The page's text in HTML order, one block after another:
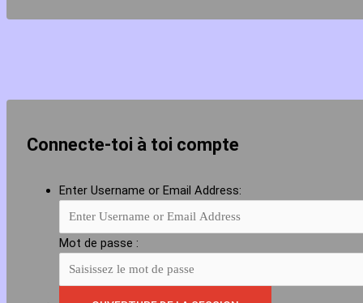
Connecte-toi à toi compte
Enter Username or Email Address:
Mot de passe :